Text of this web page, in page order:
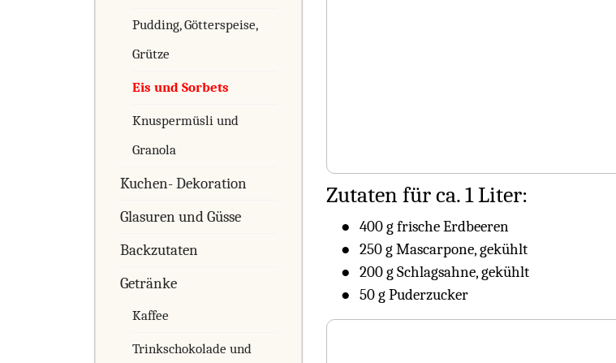
Pudding, Götterspeise,
Grütze
Eis und Sorbets
Knuspermüsli und
Granola
Kuchen- Dekoration
Glasuren und Güsse
Backzutaten
Getränke
Kaffee
Trinkschokolade und
Zutaten für ca. 1 Liter:
400 g frische Erdbeeren
250 g Mascarpone, gekühlt
200 g Schlagsahne, gekühlt
50 g Puderzucker